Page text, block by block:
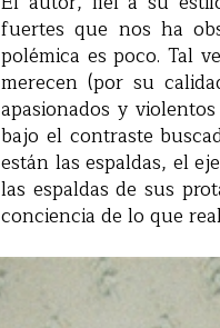
fuertes que nos ha
polémica es poco. Tal
merecen (por su
apasionados y
bajo el contraste
están las espaldas, el
las espaldas de sus
conciencia de lo que